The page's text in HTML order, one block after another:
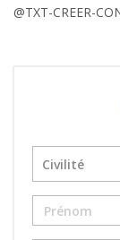
@TXT-CREER-